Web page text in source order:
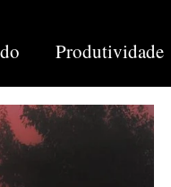
Produtividade
Vida Marketing